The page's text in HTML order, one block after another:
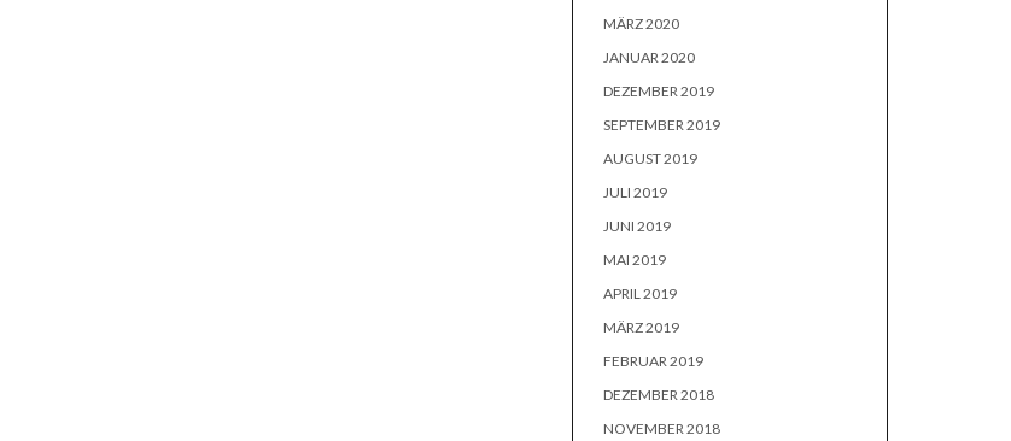
MÄRZ 2020
JANUAR 2020
DEZEMBER 2019
SEPTEMBER 2019
AUGUST 2019
JULI 2019
JUNI 2019
MAI 2019
APRIL 2019
MÄRZ 2019
FEBRUAR 2019
DEZEMBER 2018
NOVEMBER 2018